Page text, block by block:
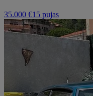
35.000 €15 pujas